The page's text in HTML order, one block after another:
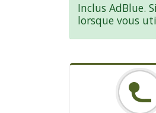
Inclus AdBlue.
lorsque vous